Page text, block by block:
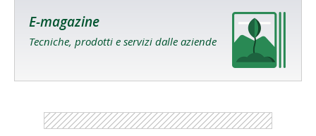
E-magazine
Tecniche, prodotti e servizi dalle aziende